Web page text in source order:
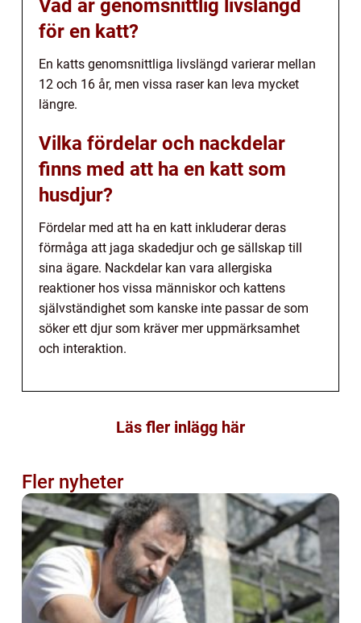
Vad är genomsnittlig livslängd
för en katt?
En katts genomsnittliga livslängd varierar mellan
12 och 16 år, men vissa raser kan leva mycket
längre.
Vilka fördelar och nackdelar
finns med att ha en katt som
husdjur?
Fördelar med att ha en katt inkluderar deras
förmåga att jaga skadedjur och ge sällskap till
sina ägare. Nackdelar kan vara allergiska
reaktioner hos vissa människor och kattens
självständighet som kanske inte passar de som
söker ett djur som kräver mer uppmärksamhet
och interaktion.
Läs fler inlägg här
Fler nyheter